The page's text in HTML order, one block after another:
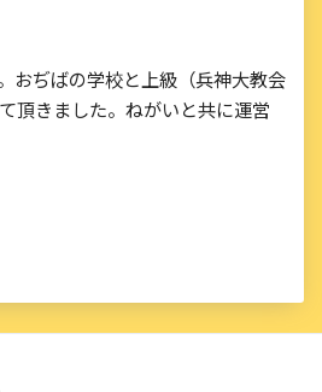
おぢばの学校と上級（兵神大教会
頂きました。ねがいと共に運営